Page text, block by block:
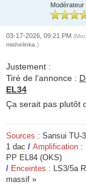
Modérateur
03-17-2026, 09:21 PM
mishelinka .)
Justement :
Tiré de l’annonce :
EL34
Ça serait pas plutôt
Sources : Sansui TU-
1 dac / Amplification :
PP EL84 (OKS)
/ Enceintes : LS3/5a
massif »